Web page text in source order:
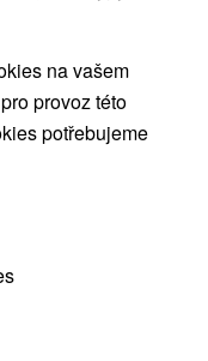
v srdci Turca s
cenu
na vašem
provoz této
potřebujeme